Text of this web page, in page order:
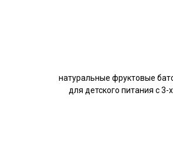
натуральные фруктовые
для детского питания с 3-